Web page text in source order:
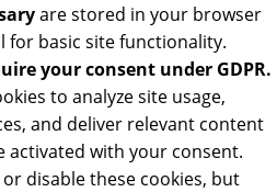
are stored in your browser
for basic site functionality.
your consent under GDPR.
to analyze site usage,
and deliver relevant content
activated with your consent.
disable these cookies, but